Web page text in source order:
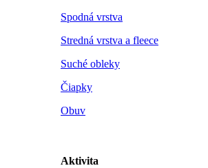
Spodná vrstva
Stredná vrstva a fleece
Suché obleky
Čiapky
Obuv
Aktivita